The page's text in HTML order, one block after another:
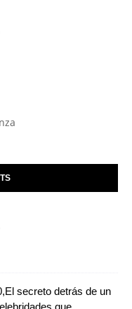
secreto detrás de un
que